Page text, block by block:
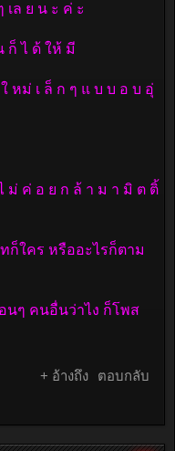
เล ย น ะ ค่ ะ
ก็ ไ ด้ ให้ มี
หม่ เ ล็ ก ๆ แ บ บ อ บ อุ่
ม่ ค่ อ ย ก ล้ า ม า มิ ต ติ้
ก็ใคร หรืออะไรก็ตาม
นๆ คนอื่นว่าไง ก็โพส
+ อ้างถึง ตอบกลับ